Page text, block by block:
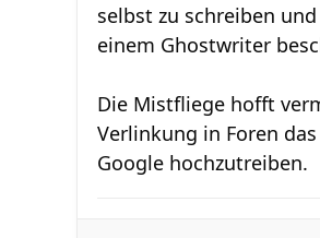
selbst zu schreiben
einem Ghostwriter
Die Mistfliege hofft
Verlinkung in Foren
Google hochzutreiben.